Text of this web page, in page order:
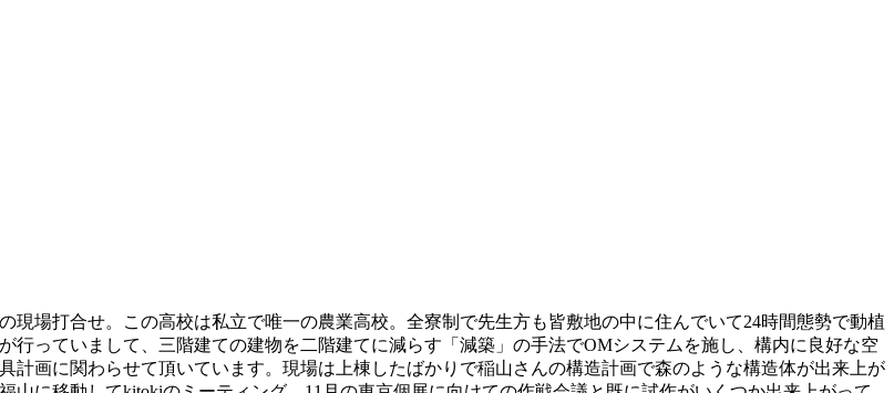
場打合せ。この高校は私立で唯一の農業高校。全寮制で先生方も皆敷地の中に住んでいて24時間態勢で動植
っていまして、三階建ての建物を二階建てに減らす「減築」の手法でOMシステムを施し、構内に良好な空
画に関わらせて頂いています。現場は上棟したばかりで稲山さんの構造計画で森のような構造体が出来上が